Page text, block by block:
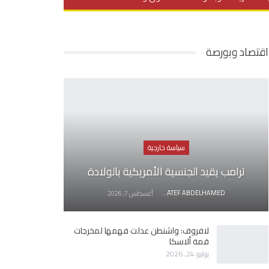
اقتصاد وبورصة
سياسة خارجية
ترامب يقيد الجنسية الأمريكية بالولادة
AWATEF ABDELHAMED أغسطس 7, 2026
لافروف: واشنطن عدلت فهمها لمخرجات
قمة ألاسكا
يوليو 24, 2026